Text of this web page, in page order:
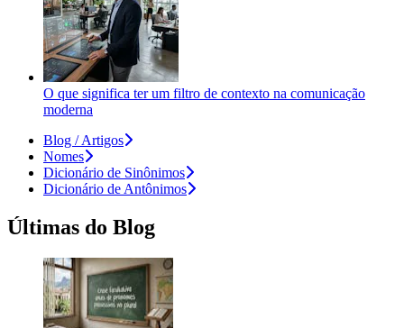
O que significa ter um filtro de contexto na comunicação
moderna
Blog / Artigos
Nomes
Dicionário de Sinônimos
Dicionário de Antônimos
Últimas do Blog